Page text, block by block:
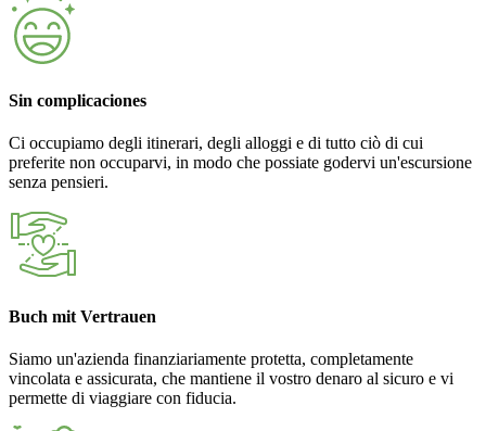
Sin complicaciones
Ci occupiamo degli itinerari, degli alloggi e di tutto ciò di cui
preferite non occuparvi, in modo che possiate godervi un'escursione
senza pensieri.
Buch mit Vertrauen
Siamo un'azienda finanziariamente protetta, completamente
vincolata e assicurata, che mantiene il vostro denaro al sicuro e vi
permette di viaggiare con fiducia.